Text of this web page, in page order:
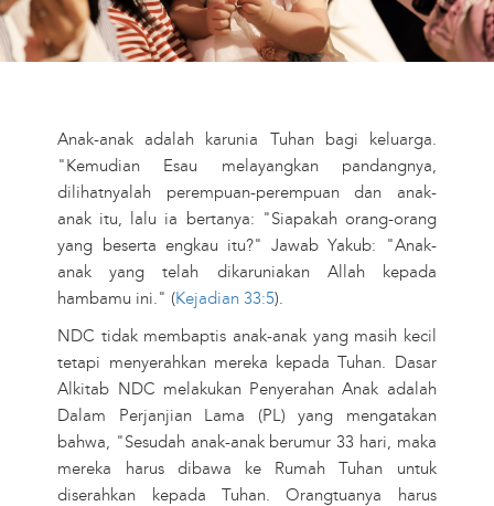
Anak-anak adalah karunia Tuhan bagi keluarga.
"Kemudian Esau melayangkan pandangnya,
dilihatnyalah perempuan-perempuan dan anak-
anak itu, lalu ia bertanya: "Siapakah orang-orang
yang beserta engkau itu?" Jawab Yakub: "Anak-
anak yang telah dikaruniakan Allah kepada
hambamu ini." (Kejadian 33:5).
NDC tidak membaptis anak-anak yang masih kecil
tetapi menyerahkan mereka kepada Tuhan. Dasar
Alkitab NDC melakukan Penyerahan Anak adalah
Dalam Perjanjian Lama (PL) yang mengatakan
bahwa, "Sesudah anak-anak berumur 33 hari, maka
mereka harus dibawa ke Rumah Tuhan untuk
diserahkan kepada Tuhan. Orangtuanya harus